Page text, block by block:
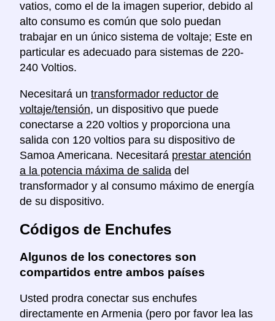
vatios, como el de la imagen superior, debido al
alto consumo es común que solo puedan
trabajar en un único sistema de voltaje; Este en
particular es adecuado para sistemas de 220-
240 Voltios.
Necesitará un transformador reductor de
voltaje/tensión, un dispositivo que puede
conectarse a 220 voltios y proporciona una
salida con 120 voltios para su dispositivo de
Samoa Americana. Necesitará prestar atención
a la potencia máxima de salida del
transformador y al consumo máximo de energía
de su dispositivo.
Códigos de Enchufes
Algunos de los conectores son
compartidos entre ambos países
Usted prodra conectar sus enchufes
directamente en Armenia (pero por favor lea las